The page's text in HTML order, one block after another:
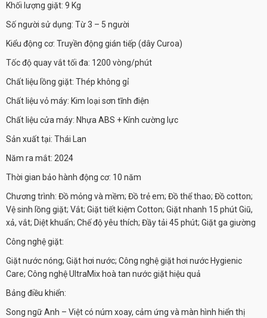
Khối lượng giặt: 9 Kg
Số người sử dụng: Từ 3 – 5 người
Kiểu động cơ: Truyền động gián tiếp (dây Curoa)
Tốc độ quay vắt tối đa: 1200 vòng/phút
Chất liệu lồng giặt: Thép không gỉ
Chất liệu vỏ máy: Kim loại sơn tĩnh điện
Chất liệu cửa máy: Nhựa ABS + Kính cường lực
Sản xuất tại: Thái Lan
Năm ra mắt: 2024
Thời gian bảo hành động cơ: 10 năm
Chương trình: Đồ mỏng và mềm; Đồ trẻ em; Đồ thể thao; Đồ cotton;
Vệ sinh lồng giặt; Vắt; Giặt tiết kiệm Cotton; Giặt nhanh 15 phútGiũ,
xả, vắt; Diệt khuẩn; Chế độ yêu thích; Đầy tải 45 phút; Giặt ga giường
Công nghệ giặt:
Giặt nước nóng; Giặt hơi nước; Công nghệ giặt hơi nước Hygienic
Care; Công nghệ UltraMix hoà tan nước giặt hiệu quả
Bảng điều khiển:
Song ngữ Anh – Việt có núm xoay, cảm ứng và màn hình hiển thị